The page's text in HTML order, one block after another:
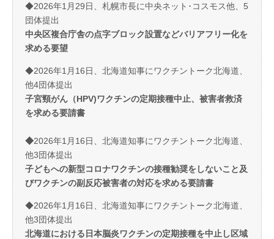
◆2026年1月29日、札幌市長に中央ネット･コスモス他、5
団体提出
中央区複合庁舎の点字ブロック設置などバリアフリー化を
求める要望
◆2026年1月16日、北海道知事にワクチントーク北海道、
他4団体提出
子宮頸がん（HPV)ワクチンの定期接種中止、被害者救済
を求める要請書
◆2026年1月16日、北海道知事にワクチントーク北海道、
他3団体提出
子どもへの新型コロナワクチンの接種勧奨をしないこと及
びワクチンの副反応被害者の対応を求める要請書
◆2026年1月16日、北海道知事にワクチントーク北海道、
他3団体提出
北海道における日本脳炎ワクチンの定期接種を中止し区域